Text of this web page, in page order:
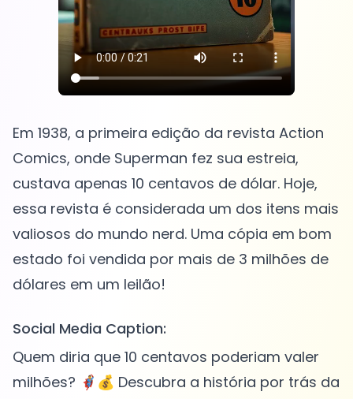
Em 1938, a primeira edição da revista Action
Comics, onde Superman fez sua estreia,
custava apenas 10 centavos de dólar. Hoje,
essa revista é considerada um dos itens mais
valiosos do mundo nerd. Uma cópia em bom
estado foi vendida por mais de 3 milhões de
Social Media Caption:
Quem diria que 10 centavos poderiam valer
milhões? 🦸‍♂️💰 Descubra a história por trás da